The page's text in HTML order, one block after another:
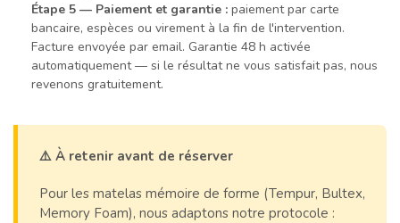
Étape 5 — Paiement et garantie : paiement par carte
bancaire, espèces ou virement à la fin de l'intervention.
Facture envoyée par email. Garantie 48 h activée
automatiquement — si le résultat ne vous satisfait pas, nous
revenons gratuitement.
⚠️ À retenir avant de réserver
Pour les matelas mémoire de forme (Tempur, Bultex,
Memory Foam), nous adaptons notre protocole :